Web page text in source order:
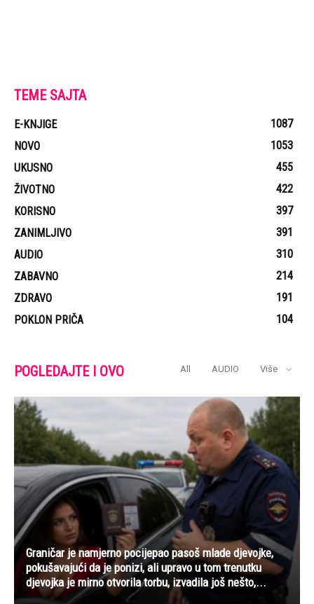
TEME SAJTA
E-KNJIGE
1087
NOVO
1053
UKUSNO
455
ŽIVOTNO
422
KORISNO
397
ZANIMLJIVO
391
AUDIO
310
ZABAVNO
214
ZDRAVO
191
POKLON PRIČA
104
POGLEDAJTE I OVO All AUDIO Više
Graničar je namjerno pocijepao pasoš mlade djevojke,
pokušavajući da je ponizi, ali upravo u tom trenutku
djevojka je mirno otvorila torbu, izvadila još nešto,...